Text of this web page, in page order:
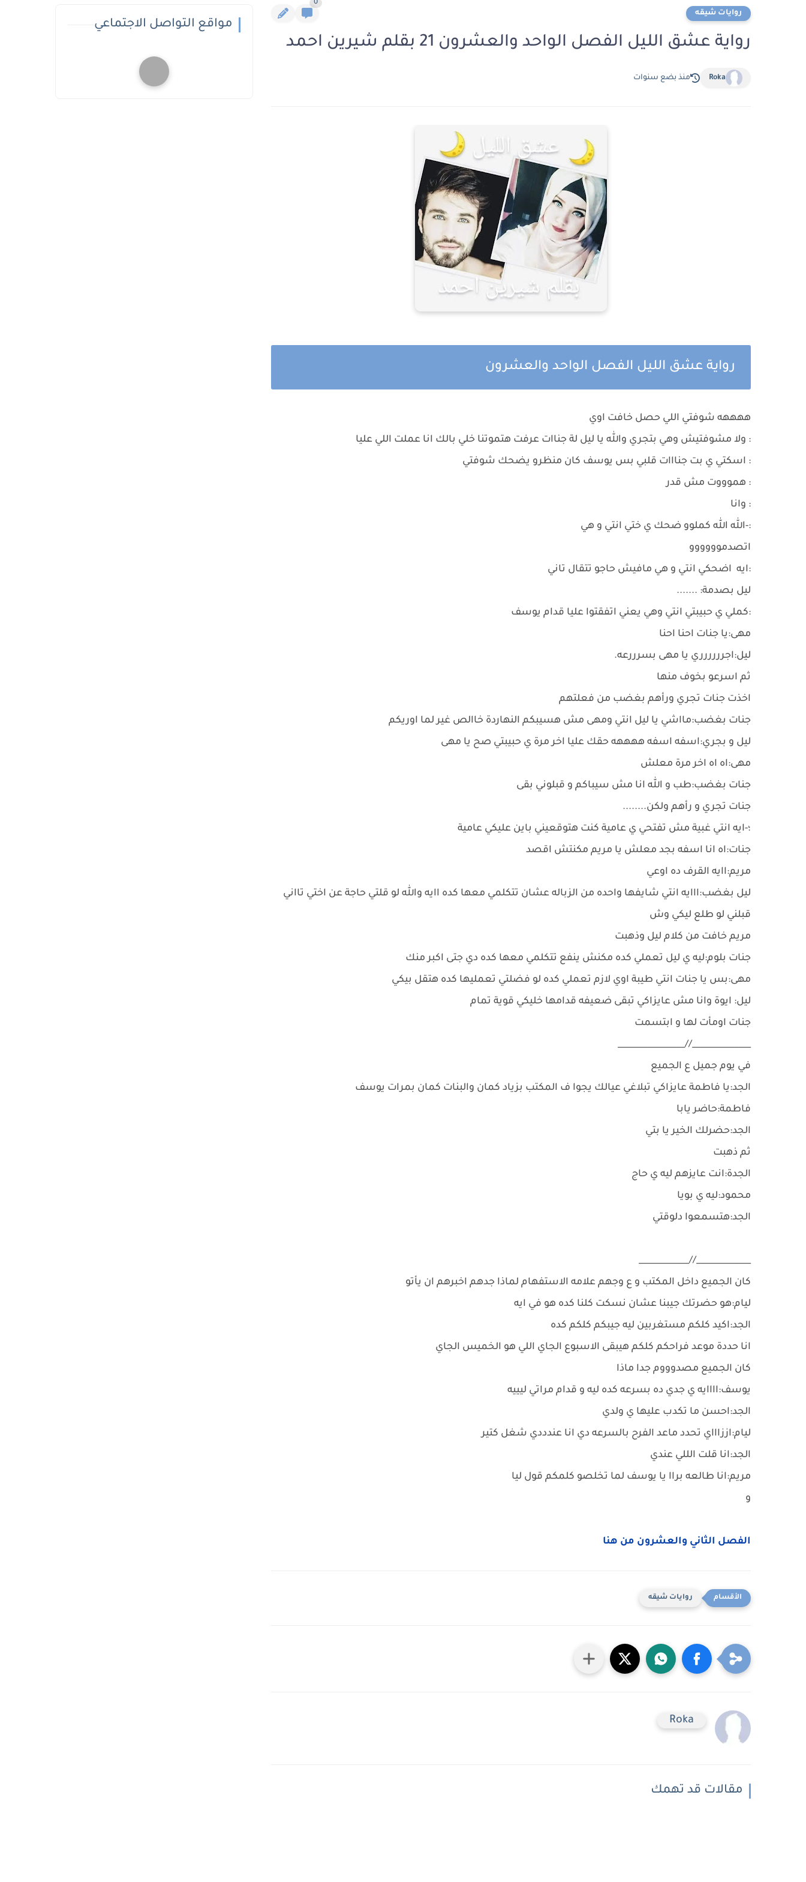
روايات شيقه
0
رواية عشق الليل الفصل الواحد والعشرون 21 بقلم شيرين احمد
Roka منذ بضع سنوات
رواية عشق الليل الفصل الواحد والعشرون
ههههه شوفتي اللي حصل خافت اوي
: ولا مشوفتيش وهي بتجري والله يا ليل لة جناات عرفت هتموتنا خلي بالك انا عملت اللي عليا
: اسكتي ي بت جنااات قلبي بس يوسف كان منظرو يضحك شوفتي
: هموووت مش قدر
: وانا
:-الله الله كملوو ضحك ي ختي انتي و هي
اتصدموووووو
:ايه اضحكي انتي و هي مافيش حاجو تتقال تاني
ليل بصدمة: .......
:كملي ي حبيبتي انتي وهي يعني اتفقتوا عليا قدام يوسف
مهى:يا جنات احنا احنا
ليل:اجرررررري يا مهى بسرررعه.
ثم اسرعو بخوف منها
اخذت جنات تجري ورأهم بغضب من فعلتهم
جنات بغضب:مااشي يا ليل انتي ومهى مش هسيبكم النهاردة خاالص غير لما اوريكم
ليل و بجري:اسفه اسفه ههههه حقك عليا اخر مرة ي حبيبتي صح يا مهى
مهى:اه اه اخر مرة معلش
جنات بغضب:طب و الله انا مش سيباكم و قبلوني بقى
جنات تجري و رأهم ولكن........
؛-ايه انتي غبية مش تفتحي ي عامية كنت هتوقعيني باين عليكي عامية
جنات:اه انا اسفه بجد معلش يا مريم مكنتش اقصد
مريم:اايه القرف ده اوعي
ليل بغضب:ااايه انتي شايفها واحده من الزباله عشان تتكلمي معها كده اايه والله لو قلتي حاجة عن اختي تااني
قبلني لو طلع ليكي وش
مريم خافت من كلام ليل وذهبت
جنات بلوم:ليه ي ليل تعملي كده مكنش ينفع تتكلمي معها كده دي جتى اكبر منك
مهى:بس يا جنات انتي طيبة اوي لازم تعملي كده لو فضلتي تعمليها كده هتقل بيكي
ليل: ايوة وانا مش عايزاكي تبقى ضعيفه قدامها خليكي قوية تمام
جنات اومأت لها و ابتسمت
______________//________________
في يوم جميل ع الجميع
الجد:يا فاطمة عايزاكي تبلاغي عيالك يجوا ف المكتب بزياد كمان والبنات كمان بمرات يوسف
فاطمة:حاضر يابا
الجد:حضرلك الخير يا بتي
ثم ذهبت
الجدة:انت عايزهم ليه ي حاج
محمود:ليه ي بويا
الجد:هتسمعوا دلوقتي
_____________//____________
كان الجميع داخل المكتب و ع وجهم علامه الاستفهام لماذا جدهم اخبرهم ان يأتو
ليام:هو حضرتك جيبنا عشان نسكت كلنا كده هو في ايه
الجد:اكيد كلكم مستغربين ليه جيبكم كلكم كده
انا حددة موعد فراحكم كلكم هيبقى الاسبوع الجاي اللي هو الخميس الجاي
كان الجميع مصدوووم جدا ماذا
يوسف:اااايه ي جدي ده بسرعه كده ليه و قدام مراتي ليييه
الجد:احسن ما تكدب عليها ي ولدي
ليام:اززاااي تحدد ماعد الفرح بالسرعه دي انا عندددي شغل كتير
الجد:انا قلت الللي عندي
مريم:انا طالعه براا يا يوسف لما تخلصو كلمكم قول ليا
و
الفصل الثاني والعشرون من هنا
روايات شيقه
Roka
مقالات قد تهمك
مواقع التواصل الاجتماعي